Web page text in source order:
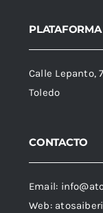
Calle Lepanto,
Toledo
CONTACTO
Email:
Web: